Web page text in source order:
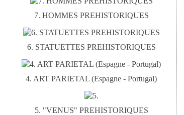
7. HOMMES PREHISTORIQUES
6. STATUETTES PREHISTORIQUES
4. ART PARIETAL (Espagne - Portugal)
5. "VENUS" PREHISTORIQUES